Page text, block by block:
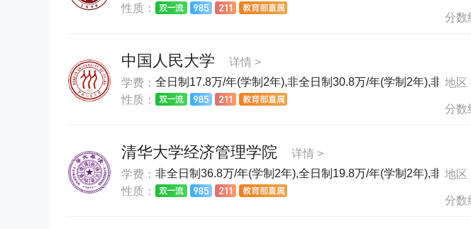
性质：
分数
中国人民大学
详情 >
学费： 全日制17.8万/年(学制2年),非全日制30.8万/年(学制2年),非全
性质：
地区
分数
清华大学经济管理学院
详情 >
学费： 非全日制36.8万/年(学制2年),全日制19.8万/年(学制2年),非全
性质：
地区
分数